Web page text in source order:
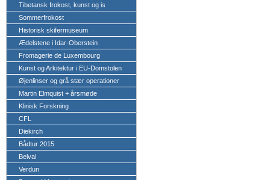
Tibetansk frokost, kunst og is
Sommerfrokost
Historisk skifermuseum
Ædelstene i Idar-Oberstein
Fromagerie de Luxembourg
Kunst og Arkitektur i EU-Domstolen
Øjenlinser og grå stær operationer
Martin Elmquist + årsmøde
Klinisk Forskning
CFL
Diekirch
Bådtur 2015
Belval
Verdun